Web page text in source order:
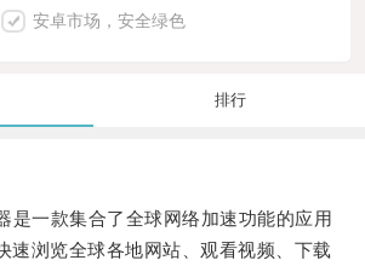
安卓市场，安全绿色
排行
一款集合了全球网络加速功能的应用
速浏览全球各地网站、观看视频、下载